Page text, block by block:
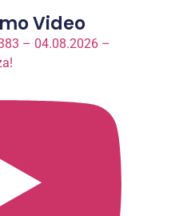
Video
– 04.08.2026 –